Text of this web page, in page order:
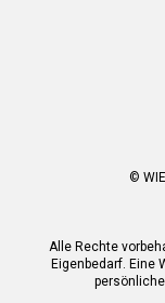
©
Alle Rechte
Eigenbedarf. Eine